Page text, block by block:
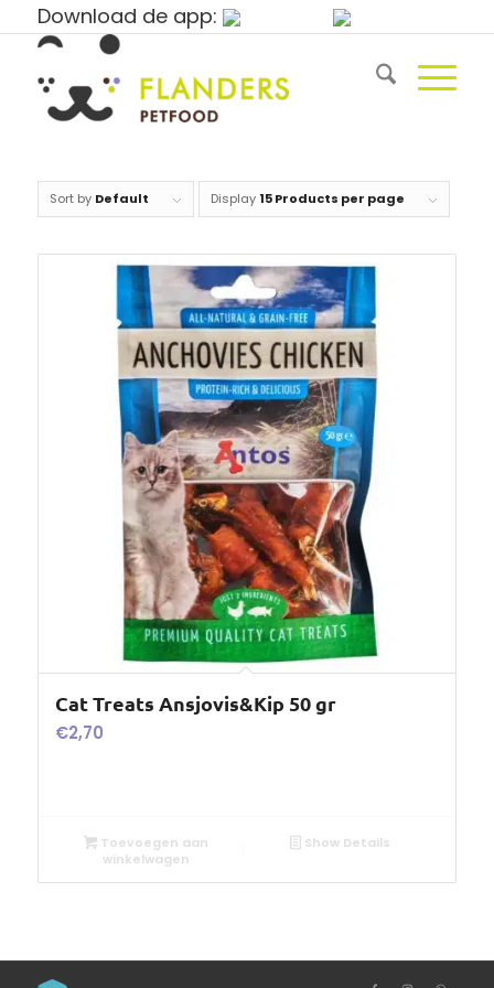
Download de app:
Sort by Default Display 15 Products per page
Cat Treats Ansjovis&Kip 50 gr
€2,70
Toevoegen aan
winkelwagen
Show Details